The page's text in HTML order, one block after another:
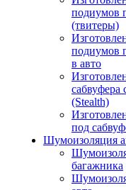
подиумов
(твитеры)
подиумов
в авто
сабвуфера
(Stealth)
под
Шумоизоляция
багажника